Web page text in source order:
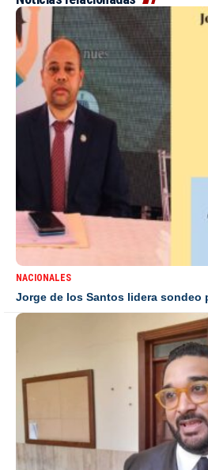
NACIONALES
Jorge de los Santos lidera sondeo